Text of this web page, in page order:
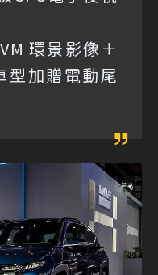
環景影像＋
型加贈電動尾